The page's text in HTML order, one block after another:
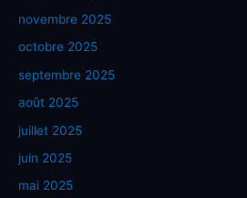
novembre 2025
octobre 2025
septembre 2025
août 2025
juillet 2025
juin 2025
mai 2025